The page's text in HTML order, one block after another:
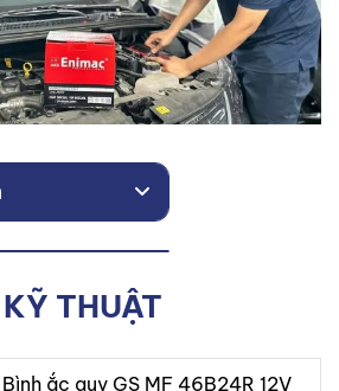
THUẬT
Bình ắc quy GS MF 46B24R 12V